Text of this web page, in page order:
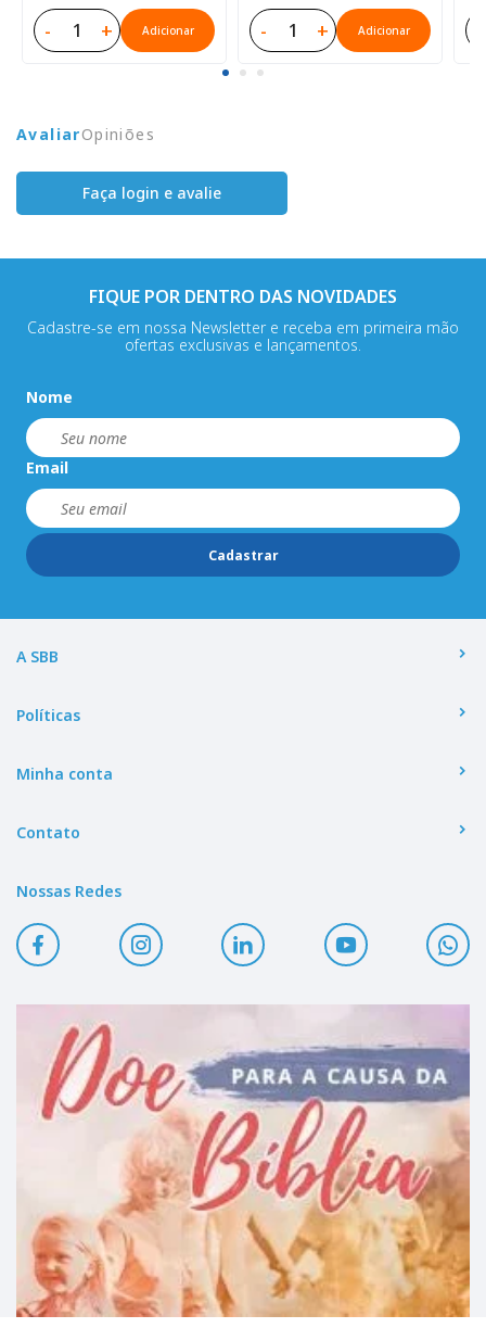
- + Adicionar - + Adicionar
AvaliarOpiniões
Faça login e avalie
FIQUE POR DENTRO DAS NOVIDADES
Cadastre-se em nossa Newsletter e receba em primeira mão
ofertas exclusivas e lançamentos.
Nome
Email
Cadastrar
A SBB
Políticas
Minha conta
Contato
Nossas Redes